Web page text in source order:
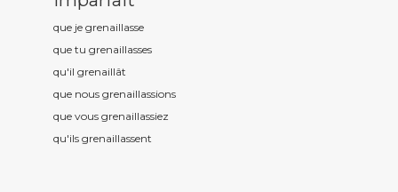
que je grenaillasse
que tu grenaillasses
qu'il grenaillât
que nous grenaillassions
que vous grenaillassiez
qu'ils grenaillassent